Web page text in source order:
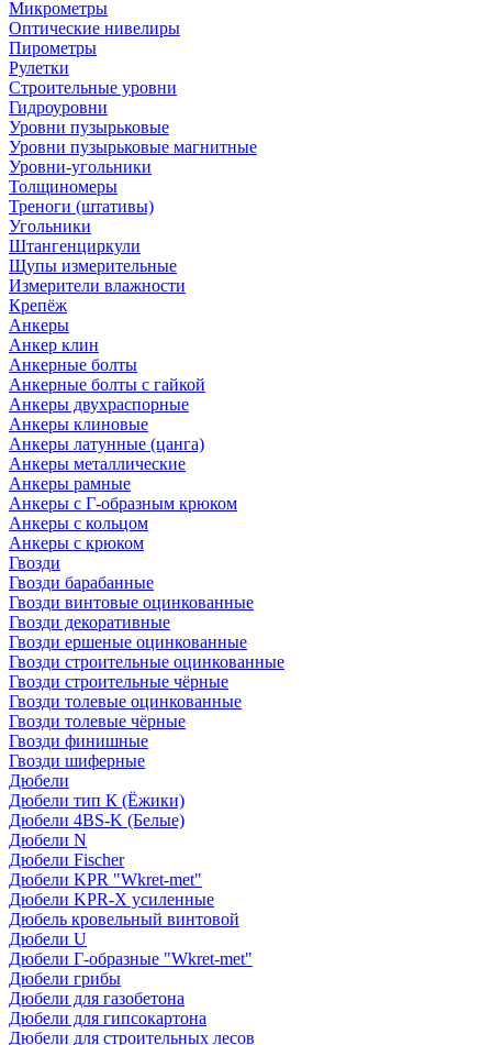
Микрометры
Оптические нивелиры
Пирометры
Рулетки
Строительные уровни
Гидроуровни
Уровни пузырьковые
Уровни пузырьковые магнитные
Уровни-угольники
Толщиномеры
Треноги (штативы)
Угольники
Штангенциркули
Щупы измерительные
Измерители влажности
Крепёж
Анкеры
Анкер клин
Анкерные болты
Анкерные болты с гайкой
Анкеры двухраспорные
Анкеры клиновые
Анкеры латунные (цанга)
Анкеры металлические
Анкеры рамные
Анкеры с Г-образным крюком
Анкеры с кольцом
Анкеры с крюком
Гвозди
Гвозди барабанные
Гвозди винтовые оцинкованные
Гвозди декоративные
Гвозди ершеные оцинкованные
Гвозди строительные оцинкованные
Гвозди строительные чёрные
Гвозди толевые оцинкованные
Гвозди толевые чёрные
Гвозди финишные
Гвозди шиферные
Дюбели
Дюбели тип К (Ёжики)
Дюбели 4BS-K (Белые)
Дюбели N
Дюбели Fischer
Дюбели KPR "Wkret-met"
Дюбели KPR-Х усиленные
Дюбель кровельный винтовой
Дюбели U
Дюбели Г-образные "Wkret-met"
Дюбели грибы
Дюбели для газобетона
Дюбели для гипсокартона
Дюбели для строительных лесов